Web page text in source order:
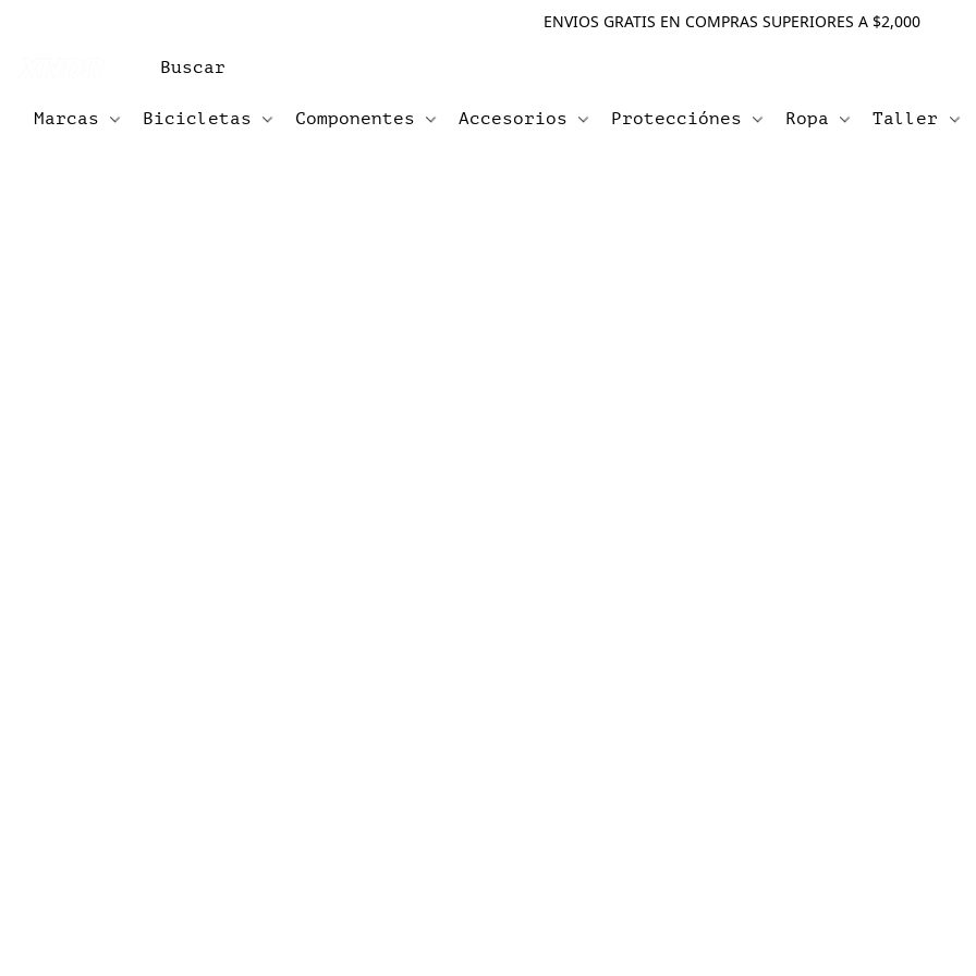
ENVIOS GRATIS EN COMPRAS SUPERIORES A $2,000
Marcas Bicicletas Componentes Accesorios Protecciónes Ropa Taller